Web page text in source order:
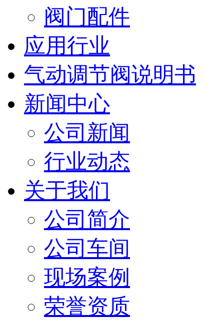
阀门配件
应用行业
气动调节阀说明书
新闻中心
公司新闻
行业动态
关于我们
公司简介
公司车间
现场案例
荣誉资质